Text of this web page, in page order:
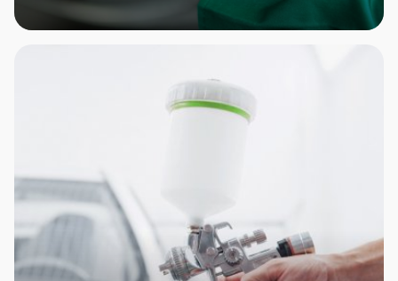
В наших дилерских центрах представлено
новейшее диагностическое оборудование.
диагностика - по итогам проведения мы
предоставим подробнейший отчет и сделаем
интересное предложение по ремонту, если это